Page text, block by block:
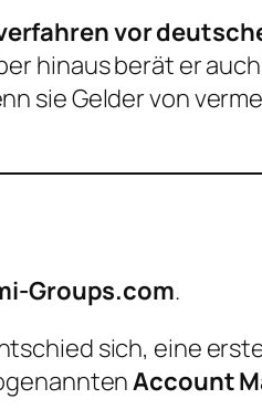
vor
hinaus berät er
sie Gelder von
Groups.com.
sich, eine
Account